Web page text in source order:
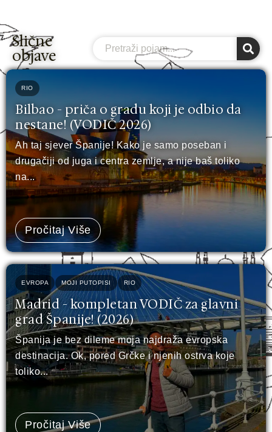
Slične
objave
Search
RIO
Bilbao - priča o gradu koji je odbio da
nestane! (VODIČ 2026)
Ah taj sjever Španije! Kako je samo poseban i
drugačiji od juga i centra zemlje, a nije baš toliko
na...
Pročitaj Više
EVROPA MOJI PUTOPISI RIO
Madrid - kompletan VODIČ za glavni
grad Španije! (2026)
Španija je bez dileme moja najdraža evropska
destinacija. Ok, pored Grčke i njenih ostrva koje
toliko...
Pročitaj Više